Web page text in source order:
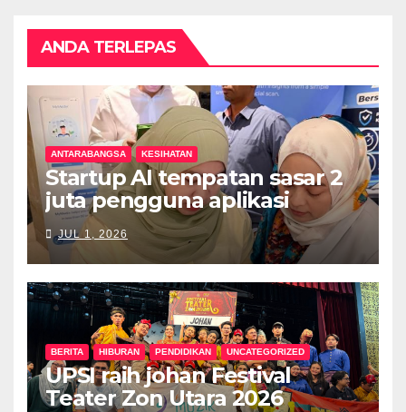
ANDA TERLEPAS
ANTARABANGSA KESIHATAN
Startup AI tempatan sasar 2
juta pengguna aplikasi
kesihatan digital MyMedix
dalam tempoh setahun
JUL 1, 2026
BERITA HIBURAN PENDIDIKAN UNCATEGORIZED
UPSI raih johan Festival
Teater Zon Utara 2026